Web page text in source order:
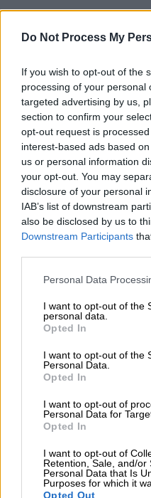
Do Not Process My
If you wish to opt-out of the
processing of your personal
targeted advertising by us,
section to confirm your
opt-out request is
interest-based ads based
us or personal information
your opt-out. You may
disclosure of your personal
IAB’s list of downstream
also be disclosed by us to
Downstream Participants
Please note that this
not limited to your visit or
grant or deny consent to
use your data for below
consent section.
Personal Data
I want to opt-out of the
personal data.
Opted In
I want to opt-out of the
Personal Data.
Opted In
I want to opt-out of
Personal Data for
Opted In
I want to opt-out of
Retention, Sale, and/or
Personal Data that Is
Purposes for which it
Opted Out
για αύριο
?? Υψηλός
??#Αττική&
?? #Αργολίδα
??Π.Ε.#Ρόδου
#Σάμο #Ικαρία
??περιοχές
#Αχαΐα
?
https://t.co/
R…
(@pyrosvestiki)
Αν βρίσκεστε στην
Μην καίτε
κλαδιά κατά
δάση ή σε
χόρτα το